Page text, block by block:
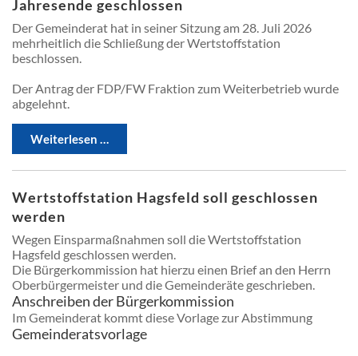
Jahresende geschlossen
Der Gemeinderat hat in seiner Sitzung am 28. Juli 2026
mehrheitlich die Schließung der Wertstoffstation
beschlossen.
Der Antrag der FDP/FW Fraktion zum Weiterbetrieb wurde
abgelehnt.
Weiterlesen …
Wertstoffstation Hagsfeld soll geschlossen
werden
Wegen Einsparmaßnahmen soll die Wertstoffstation
Hagsfeld geschlossen werden.
Die Bürgerkommission hat hierzu einen Brief an den Herrn
Oberbürgermeister und die Gemeinderäte geschrieben.
Anschreiben der Bürgerkommission
Im Gemeinderat kommt diese Vorlage zur Abstimmung
Gemeinderatsvorlage